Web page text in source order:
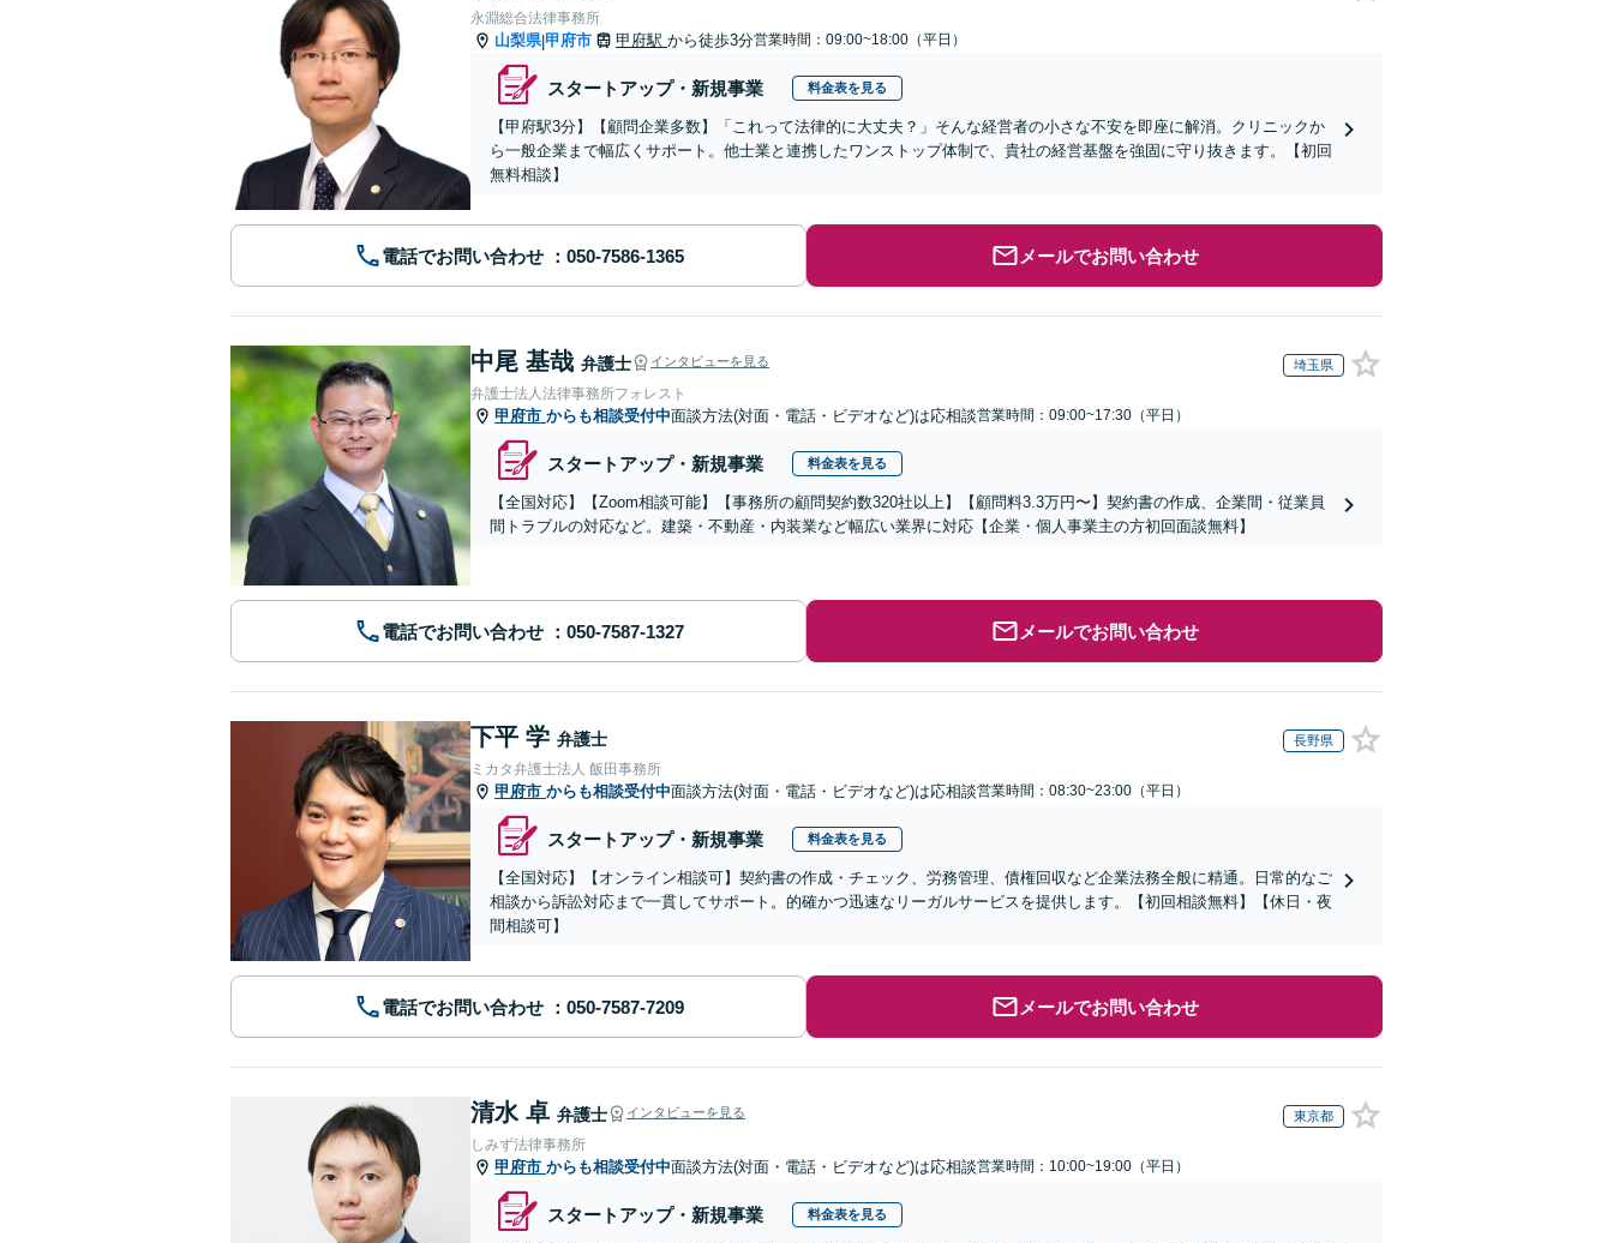
永淵総合法律事務所
山梨県|甲府市 甲府駅 から徒歩3分営業時間：09:00~18:00（平日）
スタートアップ・新規事業 料金表を見る
【甲府駅3分】【顧問企業多数】「これって法律的に大丈夫？」そんな経営者の小さな不安を即座に解消。クリニックか
ら一般企業まで幅広くサポート。他士業と連携したワンストップ体制で、貴社の経営基盤を強固に守り抜きます。【初回
無料相談】
電話でお問い合わせ メールでお問い合わせ
中尾 基哉 弁護士 インタビューを見る 埼玉県
弁護士法人法律事務所フォレスト
甲府市 からも相談受付中面談方法(対面・電話・ビデオなど)は応相談営業時間：09:00~17:30（平日）
スタートアップ・新規事業 料金表を見る
【全国対応】【Zoom相談可能】【事務所の顧問契約数320社以上】【顧問料3.3万円〜】契約書の作成、企業間・従業員
間トラブルの対応など。建築・不動産・内装業など幅広い業界に対応【企業・個人事業主の方初回面談無料】
電話でお問い合わせ メールでお問い合わせ
下平 学 弁護士 長野県
ミカタ弁護士法人 飯田事務所
甲府市 からも相談受付中面談方法(対面・電話・ビデオなど)は応相談営業時間：08:30~23:00（平日）
スタートアップ・新規事業 料金表を見る
【全国対応】【オンライン相談可】契約書の作成・チェック、労務管理、債権回収など企業法務全般に精通。日常的なご
相談から訴訟対応まで一貫してサポート。的確かつ迅速なリーガルサービスを提供します。【初回相談無料】【休日・夜
間相談可】
電話でお問い合わせ メールでお問い合わせ
清水 卓 弁護士 インタビューを見る 東京都
しみず法律事務所
甲府市 からも相談受付中面談方法(対面・電話・ビデオなど)は応相談営業時間：10:00~19:00（平日）
スタートアップ・新規事業 料金表を見る